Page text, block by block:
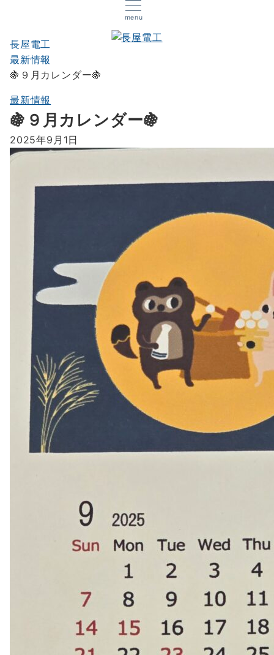
menu
長屋電工
最新情報
🍇９月カレンダー🍇
最新情報
🍇９月カレンダー🍇
2025年9月1日